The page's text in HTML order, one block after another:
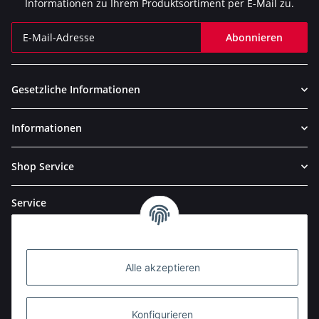
Alle akzeptieren
Konfigurieren
Informationen zu Ihrem Produktsortiment per E-Mail zu.
Abonnieren
Gesetzliche Informationen
Informationen
Shop Service
Service